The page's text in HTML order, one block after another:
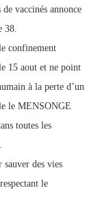
vaccinés annonce
38.
confinement
15 aout et ne point
à la perte d’un
le MENSONGE
toutes les
des vies
le